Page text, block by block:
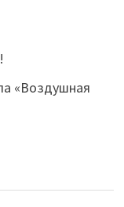
«Воздушная